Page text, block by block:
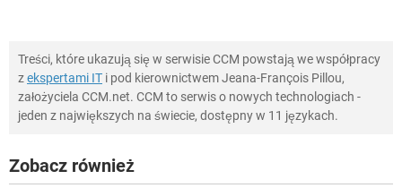
Treści, które ukazują się w serwisie CCM powstają we współpracy
zekspertami IT i pod kierownictwem Jeana-François Pillou,
założyciela CCM.net. CCM to serwis o nowych technologiach -
jeden z największych na świecie, dostępny w 11 językach.
Zobacz również